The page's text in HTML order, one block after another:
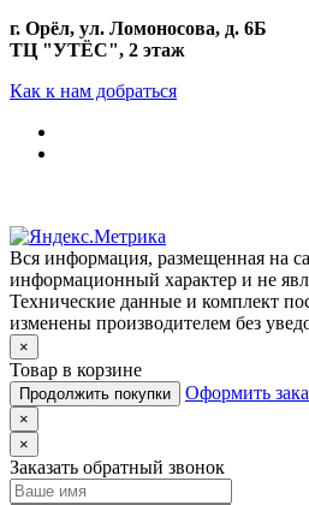
г. Орёл, ул. Ломоносова, д. 6Б
ТЦ "УТЁС", 2 этаж
Как к нам добраться
Вся информация, размещенная на
информационный характер и не
Технические данные и комплект
изменены производителем без
×
Товар в корзине
Продолжить покупки Оформить
×
×
Заказать обратный звонок